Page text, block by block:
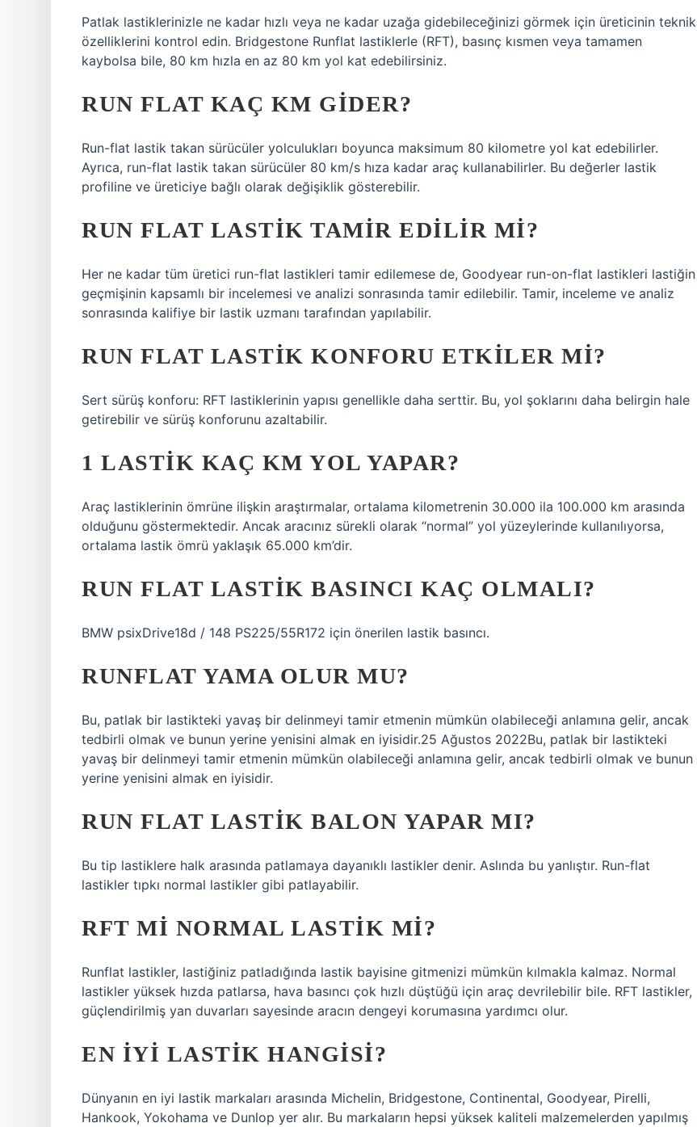
Patlak lastiklerinizle ne kadar hızlı veya ne kadar uzağa gidebileceğinizi görmek için üreticinin teknik
özelliklerini kontrol edin. Bridgestone Runflat lastiklerle (RFT), basınç kısmen veya tamamen
kaybolsa bile, 80 km hızla en az 80 km yol kat edebilirsiniz.
RUN FLAT KAÇ KM GIDER?
Run-flat lastik takan sürücüler yolculukları boyunca maksimum 80 kilometre yol kat edebilirler.
Ayrıca, run-flat lastik takan sürücüler 80 km/s hıza kadar araç kullanabilirler. Bu değerler lastik
profiline ve üreticiye bağlı olarak değişiklik gösterebilir.
RUN FLAT LASTIK TAMIR EDILIR MI?
Her ne kadar tüm üretici run-flat lastikleri tamir edilemese de, Goodyear run-on-flat lastikleri lastiğin
geçmişinin kapsamlı bir incelemesi ve analizi sonrasında tamir edilebilir. Tamir, inceleme ve analiz
sonrasında kalifiye bir lastik uzmanı tarafından yapılabilir.
RUN FLAT LASTIK KONFORU ETKILER MI?
Sert sürüş konforu: RFT lastiklerinin yapısı genellikle daha serttir. Bu, yol şoklarını daha belirgin hale
getirebilir ve sürüş konforunu azaltabilir.
1 LASTIK KAÇ KM YOL YAPAR?
Araç lastiklerinin ömrüne ilişkin araştırmalar, ortalama kilometrenin 30.000 ila 100.000 km arasında
olduğunu göstermektedir. Ancak aracınız sürekli olarak “normal” yol yüzeylerinde kullanılıyorsa,
ortalama lastik ömrü yaklaşık 65.000 km’dir.
RUN FLAT LASTIK BASINCI KAÇ OLMALI?
BMW psixDrive18d / 148 PS225/55R172 için önerilen lastik basıncı.
RUNFLAT YAMA OLUR MU?
Bu, patlak bir lastikteki yavaş bir delinmeyi tamir etmenin mümkün olabileceği anlamına gelir, ancak
tedbirli olmak ve bunun yerine yenisini almak en iyisidir.25 Ağustos 2022Bu, patlak bir lastikteki
yavaş bir delinmeyi tamir etmenin mümkün olabileceği anlamına gelir, ancak tedbirli olmak ve bunun
yerine yenisini almak en iyisidir.
RUN FLAT LASTIK BALON YAPAR MI?
Bu tip lastiklere halk arasında patlamaya dayanıklı lastikler denir. Aslında bu yanlıştır. Run-flat
lastikler tıpkı normal lastikler gibi patlayabilir.
RFT MI NORMAL LASTIK MI?
Runflat lastikler, lastiğiniz patladığında lastik bayisine gitmenizi mümkün kılmakla kalmaz. Normal
lastikler yüksek hızda patlarsa, hava basıncı çok hızlı düştüğü için araç devrilebilir bile. RFT lastikler,
güçlendirilmiş yan duvarları sayesinde aracın dengeyi korumasına yardımcı olur.
EN IYI LASTIK HANGISI?
Dünyanın en iyi lastik markaları arasında Michelin, Bridgestone, Continental, Goodyear, Pirelli,
Hankook, Yokohama ve Dunlop yer alır. Bu markaların hepsi yüksek kaliteli malzemelerden yapılmış